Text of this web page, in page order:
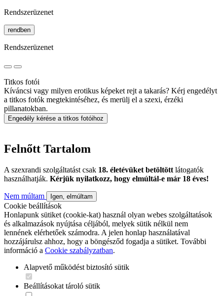
Rendszerüzenet
rendben
Rendszerüzenet
Titkos fotói
Kíváncsi vagy milyen erotikus képeket rejt a takarás? Kérj engedélyt
a titkos fotók megtekintéséhez, és merülj el a szexi, érzéki
pillanatokban.
Engedély kérése a titkos fotóihoz
Felnőtt Tartalom
A szexrandi szolgáltatást csak 18. életévüket betöltött látogatók
használhatják. Kérjük nyilatkozz, hogy elmúltál-e már 18 éves!
Nem múltam Igen, elmúltam
Cookie beállítások
Honlapunk sütiket (cookie-kat) használ olyan webes szolgáltatások
és alkalmazások nyújtása céljából, melyek sütik nélkül nem
lennének elérhetőek számodra. A jelen honlap használatával
hozzájárulsz ahhoz, hogy a böngésződ fogadja a sütiket. További
információ a Cookie szabályzatban.
Alapvető működést biztosító sütik
Beállításokat tároló sütik